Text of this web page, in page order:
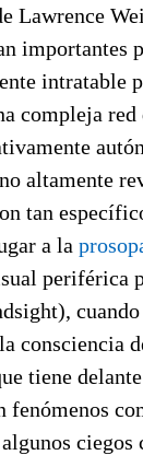
Lawrence
importantes
intratable
compleja red
altamente
tan
a la
periférica
consciencia
tiene
fenómenos